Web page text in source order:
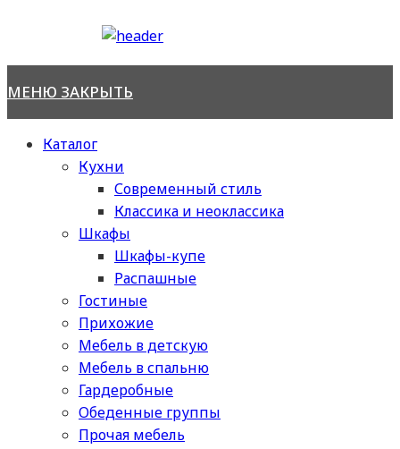
МЕНЮ ЗАКРЫТЬ
Каталог
Кухни
Современный стиль
Классика и неоклассика
Шкафы
Шкафы-купе
Распашные
Гостиные
Прихожие
Мебель в детскую
Мебель в спальню
Гардеробные
Обеденные группы
Прочая мебель